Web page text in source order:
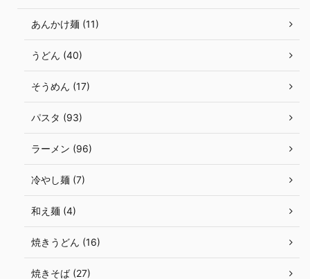
あんかけ麺 (11)
うどん (40)
そうめん (17)
パスタ (93)
ラーメン (96)
冷やし麺 (7)
和え麺 (4)
焼きうどん (16)
焼きそば (27)